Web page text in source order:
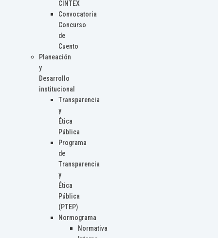
CINTEX
Convocatoria
Concurso
de
Cuento
Planeación
y
Desarrollo
institucional
Transparencia
y
Ética
Pública
Programa
de
Transparencia
y
Ética
Pública
(PTEP)
Normograma
Normativa